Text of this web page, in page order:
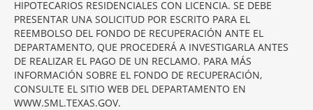
HIPOTECARIOS RESIDENCIALES CON LICENCIA. SE DEBE
PRESENTAR UNA SOLICITUD POR ESCRITO PARA EL
REEMBOLSO DEL FONDO DE RECUPERACIÓN ANTE EL
DEPARTAMENTO, QUE PROCEDERÁ A INVESTIGARLA ANTES
DE REALIZAR EL PAGO DE UN RECLAMO. PARA MÁS
INFORMACIÓN SOBRE EL FONDO DE RECUPERACIÓN,
CONSULTE EL SITIO WEB DEL DEPARTAMENTO EN
WWW.SML.TEXAS.GOV.